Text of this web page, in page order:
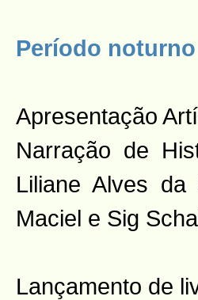
Período noturno
Apresentação
Narração de
Liliane Alves
Maciel e Sig
Lançamento de